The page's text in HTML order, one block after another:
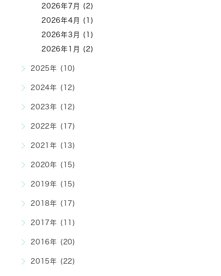
2026年7月 (2)
2026年4月 (1)
2026年3月 (1)
2026年1月 (2)
2025年 (10)
2024年 (12)
2023年 (12)
2022年 (17)
2021年 (13)
2020年 (15)
2019年 (15)
2018年 (17)
2017年 (11)
2016年 (20)
2015年 (22)